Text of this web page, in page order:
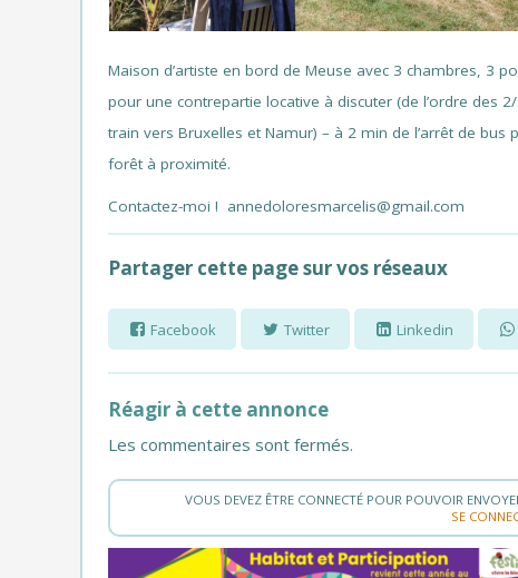
Maison d’artiste en bord de Meuse avec 3 chambres, 3
pour une contrepartie locative à discuter (de l’ordre des
train vers Bruxelles et Namur) – à 2 min de l’arrêt de
forêt à proximité.
Contactez-moi ! annedoloresmarcelis@gmail.com
Partager cette page sur vos réseaux
Facebook Twitter Linkedin
Réagir à cette annonce
Les commentaires sont fermés.
VOUS DEVEZ ÊTRE CONNECTÉ POUR POUVOIR
SE